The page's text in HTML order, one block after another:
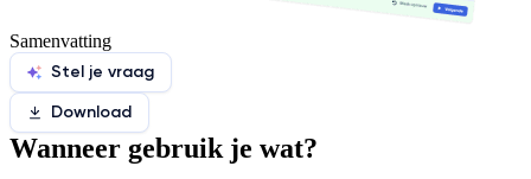
Samenvatting
Stel je vraag
Download
Wanneer gebruik je wat?